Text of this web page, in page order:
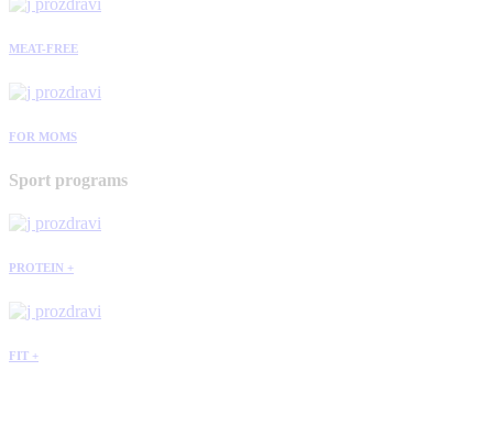
MEAT-FREE
FOR MOMS
Sport programs
PROTEIN +
FIT +